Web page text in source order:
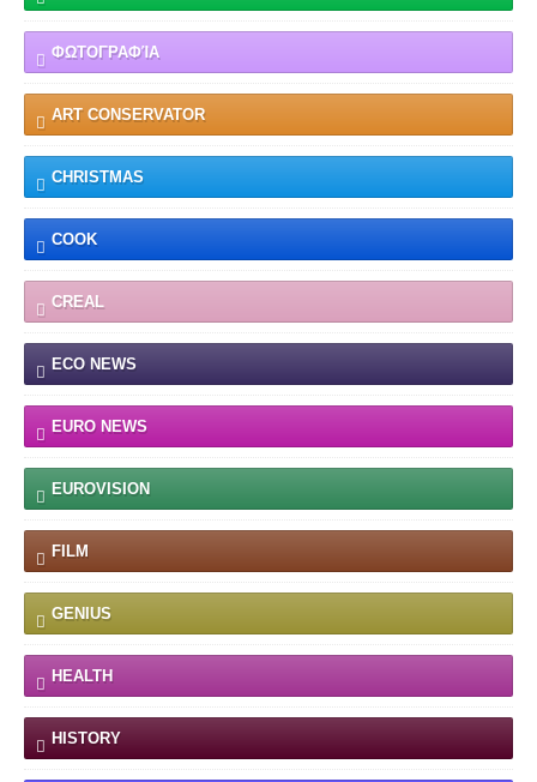
ΦΩΤΟΓΡΑΦΊΑ
ART CONSERVATOR
CHRISTMAS
COOK
CREAL
ECO NEWS
EURO NEWS
EUROVISION
FILM
GENIUS
HEALTH
HISTORY